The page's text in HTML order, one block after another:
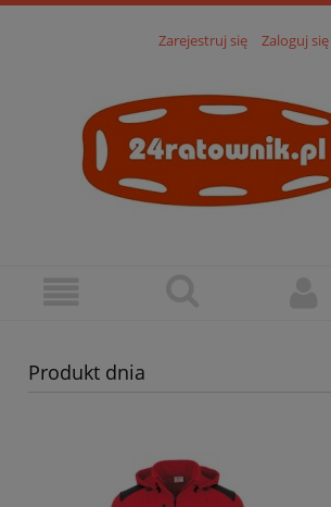
Zarejestruj się Zaloguj się
Produkt dnia